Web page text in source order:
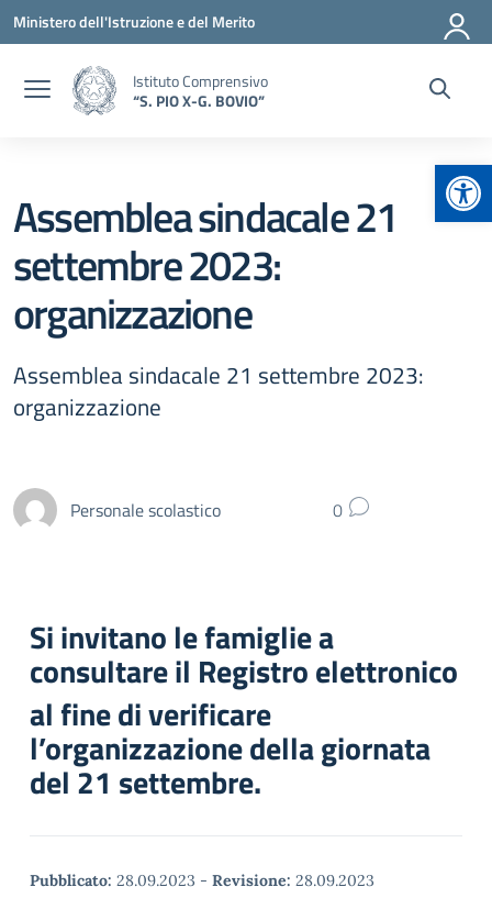
Vai ai contenuti
Vai al menu di navigazione
Vai al footer
Ministero dell'Istruzione e del Merito
Istituto Comprensivo
“S. PIO X-G. BOVIO”
Assemblea sindacale 21
settembre 2023:
organizzazione
Assemblea sindacale 21 settembre 2023:
organizzazione
Personale scolastico 0
Si invitano le famiglie a
consultare il Registro elettronico
al fine di verificare
l’organizzazione della giornata
del 21 settembre.
Pubblicato: 28.09.2023 - Revisione: 28.09.2023